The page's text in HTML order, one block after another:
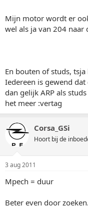
Mijn motor wordt er
wel als ja van 204 naar
En bouten of studs,
Iedereen is gewend
dan gelijk ARP als
het meer :vertag
Corsa_GSi
Hoort bij de
3 aug 2011
Mpech = duur
Beter even door zoeken.